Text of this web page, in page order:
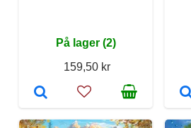
På lager (2)
159,50 kr